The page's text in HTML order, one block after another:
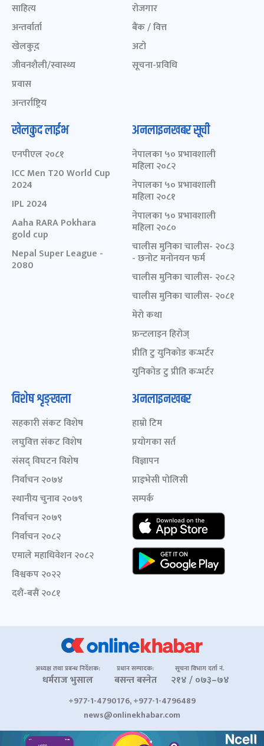
साहित्य
अन्तर्वार्ता
खेलकुद़़
जीवनशैली/स्वास्थ्य
प्रवास
अन्तर्राष्ट्रिय
रोजगार
बैंक / वित्त
अटो
सूचना-प्रविधि
खेलकुद लाईभ
एनपीएल २०८१
ICC Men T20 World Cup
2024
IPL 2024
Aaha RARA Pokhara
gold cup
Nepal Super League -
2080
अनलाइनखबर सूची
नेपालका ५० प्रभावशाली
महिला २०८२
नेपालका ५० प्रभावशाली
महिला २०८१
नेपालका ५० प्रभावशाली
महिला २०८०
चालीस मुनिका चालीस- २०८३
- छनोट मनोनयन फर्म
चालीस मुनिका चालीस- २०८२
चालीस मुनिका चालीस- २०८१
मेरो कथा
फ्रन्टलाइन हिरोज्
प्रीति टु युनिकोड कन्भर्टर
युनिकोड टु प्रीति कन्भर्टर
विशेष शृङ्खला
सहकारी संकट विशेष
लघुवित्त संकट विशेष
संसद् विघटन विशेष
निर्वाचन २०७४
स्थानीय चुनाव २०७९
निर्वाचन २०७९
निर्वाचन २०८२
एमाले महाधिवेशन २०८२
विश्वकप २०२२
दशैं-बसैं २०८१
अनलाइनखबर
हाम्रो टिम
प्रयोगका सर्त
विज्ञापन
प्राइभेसी पोलिसी
सम्पर्क
अध्यक्ष तथा प्रबन्ध निर्देशक:
धर्मराज भुसाल
प्रधान सम्पादक:
बसन्त बस्नेत
सूचना विभाग दर्ता नं.
२१४ / ०७३–७४
+977-1-4790176, +977-1-4796489
news@onlinekhabar.com